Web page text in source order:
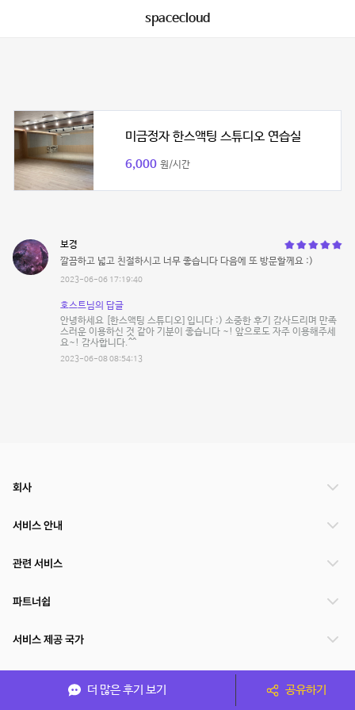
spacecloud
미금정자 한스액팅 스튜디오 연습실
6,000 원/시간
보경
깔끔하고 넓고 친절하시고 너무 좋습니다 다음에 또 방문할께요 :)
2023-06-06 17:19:40
호스트님의 답글
안녕하세요 [한스액팅 스튜디오] 입니다 :) 소중한 후기 감사드리며 만족
스러운 이용하신 것 같아 기분이 좋습니다 ~! 앞으로도 자주 이용해주세
요~! 감사합니다.^^
2023-06-08 08:54:13
더 많은 후기 보기 공유하기
회사
서비스 안내
관련 서비스
파트너쉽
서비스 제공 국가
(주)NSPACE 사업자정보